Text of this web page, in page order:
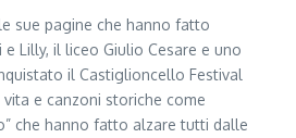
sue pagine che hanno fatto
Lilly, il liceo Giulio Cesare e uno
il Castiglioncello Festival
e canzoni storiche come
che hanno fatto alzare tutti dalle